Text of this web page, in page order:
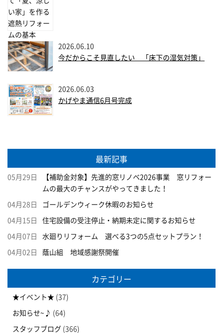
2026.06.10
今だからこそ見直したい 「床下の湿気対策」
2026.06.03
かげやま通信6月号完成
最新記事
05月29日
【補助金対象】先進的窓リノベ2026事業 窓リフォー
ムの最大のチャンスがやってきました！
04月28日 ゴールデンウィーク休暇のお知らせ
04月15日 住宅設備の受注停止・納期未定に関するお知らせ
04月07日 水廻りリフォーム 選べる3つの5点セットプラン！
04月02日 蔭山組 地域感謝祭開催
カテゴリー
★イベント★ (37)
お知らせ~♪ (64)
スタッフブログ (366)